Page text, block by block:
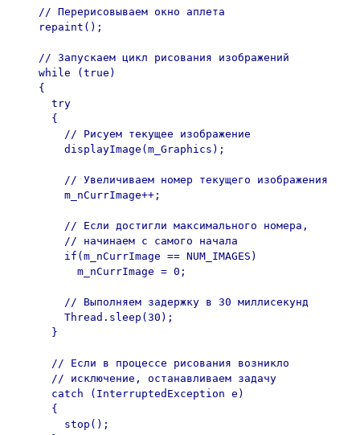
    // Перерисовываем окно аплета
    repaint();
    // Запускаем цикл рисования изображений
    while (true)
    {
      try
      {
        // Рисуем текущее изображение
        displayImage(m_Graphics);
        // Увеличиваем номер текущего изображения
        m_nCurrImage++;
        // Если достигли максимального номера,
        // начинаем с самого начала
        if(m_nCurrImage == NUM_IMAGES)
          m_nCurrImage = 0;
        // Выполняем задержку в 30 миллисекунд
        Thread.sleep(30);
      }
      // Если в процессе рисования возникло
      // исключение, останавливаем задачу
      catch (InterruptedException e)
      {
        stop();